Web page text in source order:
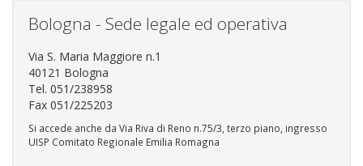
Bologna - Sede legale ed operativa
Via S. Maria Maggiore n.1
40121 Bologna
Tel. 051/238958
Fax 051/225203
Si accede anche da Via Riva di Reno n.75/3, terzo piano, ingresso
UISP Comitato Regionale Emilia Romagna